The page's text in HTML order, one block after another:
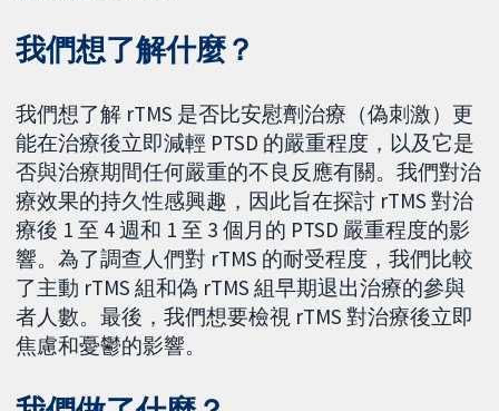
我們想了解什麼？
我們想了解 rTMS 是否比安慰劑治療（偽刺激）更
能在治療後立即減輕 PTSD 的嚴重程度，以及它是
否與治療期間任何嚴重的不良反應有關。我們對治
療效果的持久性感興趣，因此旨在探討 rTMS 對治
療後 1 至 4 週和 1 至 3 個月的 PTSD 嚴重程度的影
響。為了調查人們對 rTMS 的耐受程度，我們比較
了主動 rTMS 組和偽 rTMS 組早期退出治療的參與
者人數。最後，我們想要檢視 rTMS 對治療後立即
焦慮和憂鬱的影響。